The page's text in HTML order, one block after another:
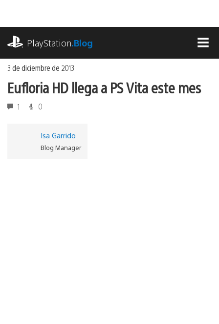
contenido
PlayStation.Blog
3 de diciembre de 2013
Eufloria HD llega a PS Vita este mes
1 0
Isa Garrido
Blog Manager